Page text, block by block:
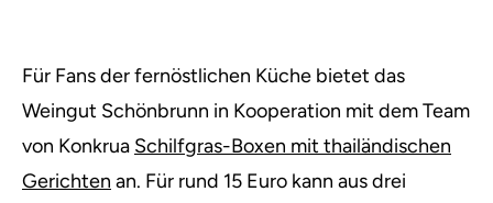
Für Fans der fernöstlichen Küche bietet das
Weingut Schönbrunn in Kooperation mit dem Team
von Konkrua Schilfgras-Boxen mit thailändischen
Gerichten an. Für rund 15 Euro kann aus drei